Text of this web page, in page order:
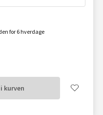
for 6 hverdage
kurven